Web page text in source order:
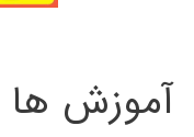
آموزش ها